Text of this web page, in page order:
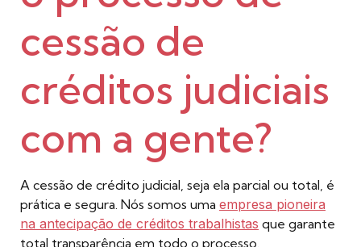
cessão de
créditos judiciais
com a gente?
A cessão de crédito judicial, seja ela parcial ou total, é
prática e segura. Nós somos uma empresa pioneira
na antecipação de créditos trabalhistas que garante
total transparência em todo o processo.